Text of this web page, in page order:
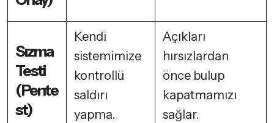
Sızma
Testi
(Pente
st)
Kendi
sistemimize
kontrollü
saldırı
yapma.
Açıkları
hırsızlardan
önce bulup
kapatmamızı
sağlar.